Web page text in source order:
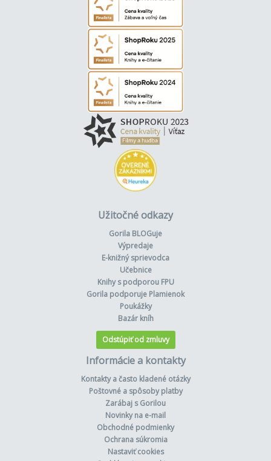
Užitočné odkazy
Gorila BLOGuje
Výpredaje
E-knižný sprievodca
Učebnice
Knihy s podporou FPU
Gorila podporuje Plamienok
Poukážky
Bazár kníh
Odstúpiť od zmluvy
Informácie a kontakty
Kontakty a často kladené otázky
Poštovné a spôsoby platby
Zarábaj s Gorilou
Novinky na e-mail
Obchodné podmienky
Ochrana súkromia
Nastaviť cookies